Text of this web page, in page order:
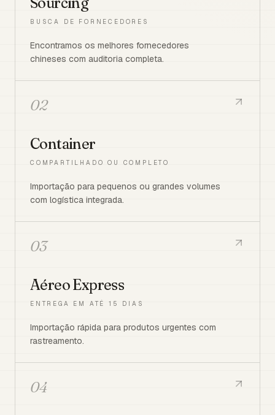
BUSCA DE FORNECEDORES
Encontramos os melhores fornecedores
chineses com auditoria completa.
02
Container
COMPARTILHADO OU COMPLETO
Importação para pequenos ou grandes volumes
com logística integrada.
03
Aéreo Express
ENTREGA EM ATÉ 15 DIAS
Importação rápida para produtos urgentes com
rastreamento.
04